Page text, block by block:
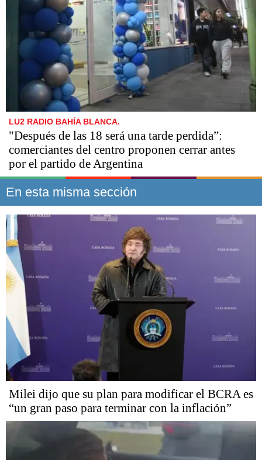
LU2 RADIO BAHÍA BLANCA.
"Después de las 18 será una tarde perdida”:
comerciantes del centro proponen cerrar antes
por el partido de Argentina
En esta misma sección
Milei dijo que su plan para modificar el BCRA es
“un gran paso para terminar con la inflación”